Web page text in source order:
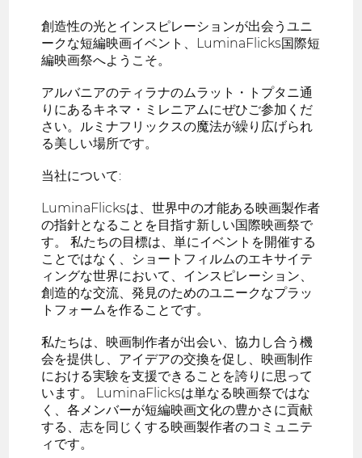
創造性の光とインスピレーションが出会うユニ
ークな短編映画イベント、LuminaFlicks国際短
編映画祭へようこそ。
アルバニアのティラナのムラット・トプタニ通
りにあるキネマ・ミレニアムにぜひご参加くだ
さい。ルミナフリックスの魔法が繰り広げられ
る美しい場所です。
当社について:
LuminaFlicksは、世界中の才能ある映画製作者
の指針となることを目指す新しい国際映画祭で
す。 私たちの目標は、単にイベントを開催する
ことではなく、ショートフィルムのエキサイテ
ィングな世界において、インスピレーション、
創造的な交流、発見のためのユニークなプラッ
トフォームを作ることです。
私たちは、映画制作者が出会い、協力し合う機
会を提供し、アイデアの交換を促し、映画制作
における実験を支援できることを誇りに思って
います。 LuminaFlicksは単なる映画祭ではな
く、各メンバーが短編映画文化の豊かさに貢献
する、志を同じくする映画製作者のコミュニテ
ィです。